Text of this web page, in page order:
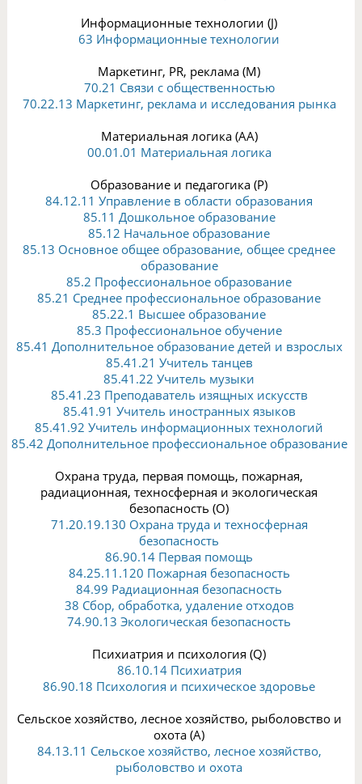
Информационные технологии (J)
63 Информационные технологии
Маркетинг, PR, реклама (M)
70.21 Связи с общественностью
70.22.13 Маркетинг, реклама и исследования рынка
Материальная логика (AA)
00.01.01 Материальная логика
Образование и педагогика (P)
84.12.11 Управление в области образования
85.11 Дошкольное образование
85.12 Начальное образование
85.13 Основное общее образование, общее среднее
образование
85.2 Профессиональное образование
85.21 Среднее профессиональное образование
85.22.1 Высшее образование
85.3 Профессиональное обучение
85.41 Дополнительное образование детей и взрослых
85.41.21 Учитель танцев
85.41.22 Учитель музыки
85.41.23 Преподаватель изящных искусств
85.41.91 Учитель иностранных языков
85.41.92 Учитель информационных технологий
85.42 Дополнительное профессиональное образование
Охрана труда, первая помощь, пожарная,
радиационная, техносферная и экологическая
безопасность (O)
71.20.19.130 Охрана труда и техносферная
безопасность
86.90.14 Первая помощь
84.25.11.120 Пожарная безопасность
84.99 Радиационная безопасность
38 Сбор, обработка, удаление отходов
74.90.13 Экологическая безопасность
Психиатрия и психология (Q)
86.10.14 Психиатрия
86.90.18 Психология и психическое здоровье
Сельское хозяйство, лесное хозяйство, рыболовство и
охота (A)
84.13.11 Сельское хозяйство, лесное хозяйство,
рыболовство и охота